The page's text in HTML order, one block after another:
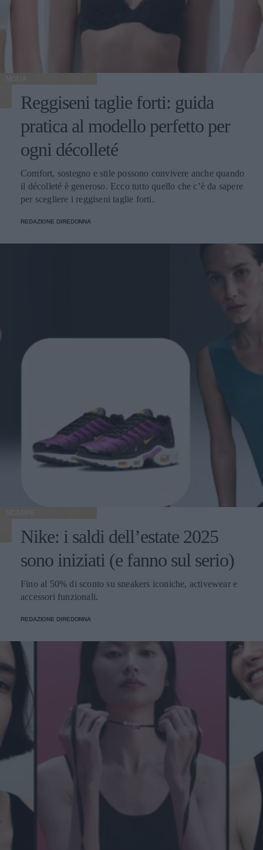
MODA
Reggiseni taglie forti: guida
pratica al modello perfetto per
ogni décolleté
Comfort, sostegno e stile possono convivere anche quando
il décolleté è generoso. Ecco tutto quello che c’è da sapere
per scegliere i reggiseni taglie forti.
REDAZIONE DIREDONNA
SCARPE
Nike: i saldi dell’estate 2025
sono iniziati (e fanno sul serio)
Fino al 50% di sconto su sneakers iconiche, activewear e
accessori funzionali.
REDAZIONE DIREDONNA